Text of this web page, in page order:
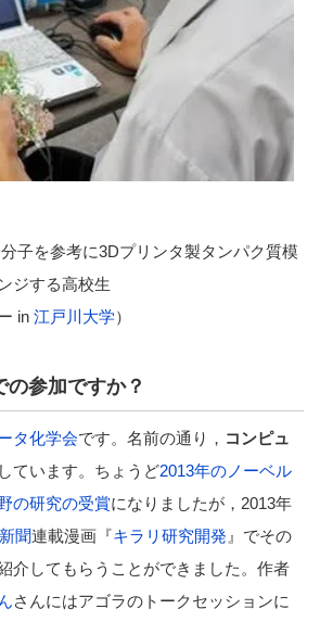
子を参考に3Dプリンタ製タンパク質模
ジする高校生
in 江戸川大学）
の参加ですか？
タ化学会です。名前の通り， コンピュ
しています。ちょうど2013年のノーベル
の研究の受賞になりましたが，2013年
聞連載漫画『キラリ研究開発 』でその
介してもらうことができました。作者
さんにはアゴラのトークセッションに